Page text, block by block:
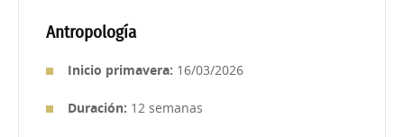
Antropología
Inicio primavera: 16/03/2026
Duración: 12 semanas